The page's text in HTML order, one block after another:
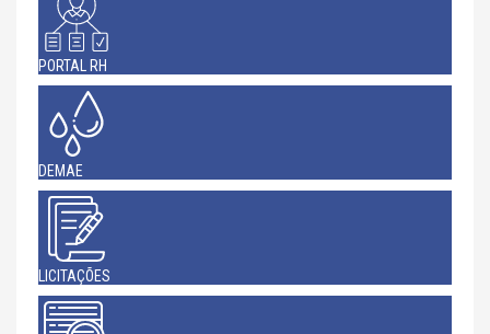
PORTAL RH
DEMAE
LICITAÇÕES